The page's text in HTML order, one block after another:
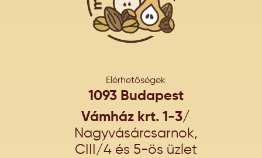
Elérhetőségek
1093 Budapest
Vámház krt. 1-3/
Nagyvásárcsarnok,
CIII/4 és 5-ös üzlet